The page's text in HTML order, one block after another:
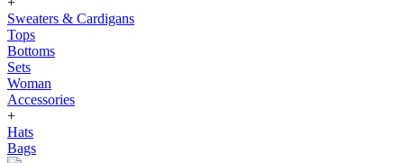
Sweaters & Cardigans
Tops
Bottoms
Sets
Woman
Accessories
+
Hats
Bags